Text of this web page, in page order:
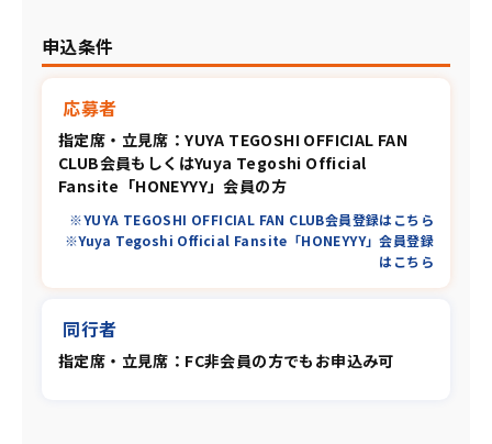
申込条件
応募者
指定席・立見席：YUYA TEGOSHI OFFICIAL FAN
CLUB会員もしくはYuya Tegoshi Official
Fansite「HONEYYY」会員の方
※YUYA TEGOSHI OFFICIAL FAN CLUB会員登録はこちら
※Yuya Tegoshi Official Fansite「HONEYYY」会員登録
はこちら
同行者
指定席・立見席：FC非会員の方でもお申込み可